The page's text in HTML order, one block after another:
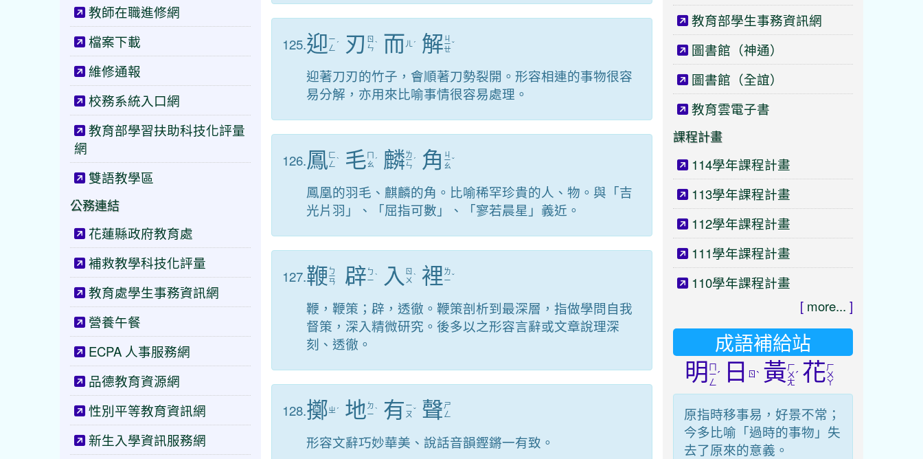
125.迎 ㄧ
ㄥ ˊ 刃 ㄖ
ㄣˋ 而 ㄦ ˊ 解 ㄐ
ㄧ
ㄝ
ˇ
迎著刀刃的竹子，會順著刀勢裂開。形容相連的事物很容
易分解，亦用來比喻事情很容易處理。
126.鳳 ㄈ
ㄥ ˋ 毛 ㄇ
ㄠ ˊ 麟ㄌ
ㄧ
ㄣ
ˊ 角 ㄐ
ㄧ
ㄠ
ˇ
鳳凰的羽毛、麒麟的角。比喻稀罕珍貴的人、物。與「吉
光片羽」、「屈指可數」、「寥若晨星」義近。
127.鞭 ㄅ
ㄧ
ㄢ 辟 ㄅ
ㄧˋ 入 ㄖ
ㄨ ˋ 裡 ㄌ
ㄧˇ
鞭，鞭策；辟，透徹。鞭策剖析到最深層，指做學問自我
督策，深入精微研究。後多以之形容言辭或文章說理深
刻、透徹。
128.擲ㄓ ˊ 地 ㄉ
ㄧˋ 有 ㄧ
ㄡˇ 聲 ㄕ
ㄥ
形容文辭巧妙華美、說話音韻鏗鏘一有致。
教師在職進修網
檔案下載
維修通報
校務系統入口網
教育部學習扶助科技化評量
網
雙語教學區
公務連結
花蓮縣政府教育處
補救教學科技化評量
教育處學生事務資訊網
營養午餐
ECPA 人事服務網
品德教育資源網
性別平等教育資訊網
新生入學資訊服務網
教育部學生事務資訊網
圖書館（神通）
圖書館（全誼）
教育雲電子書
課程計畫
114學年課程計畫
113學年課程計畫
112學年課程計畫
111學年課程計畫
110學年課程計畫
[ more... ]
成語補給站
明 ㄧ
ㄥ
ˊ 日 ㄖ ˋ 黃ㄏ
ㄨ
ㄤ
ˊ 花ㄏ
ㄨ
ㄚ
原指時移事易，好景不常；
今多比喻「過時的事物」失
去了原來的意義。